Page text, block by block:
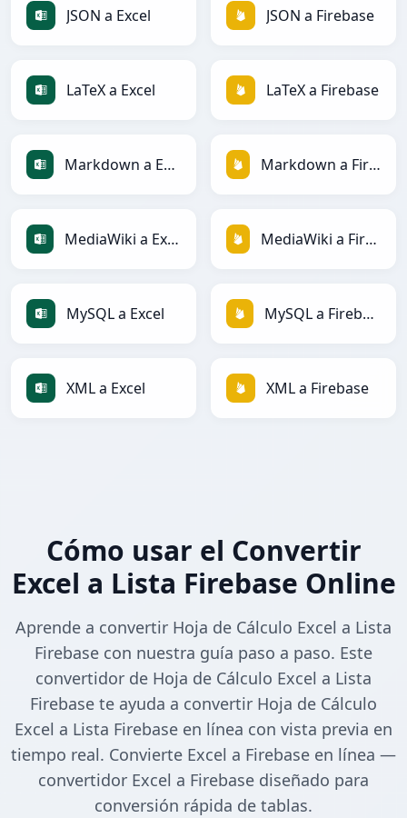
JSON a Excel JSON a Firebase
LaTeX a Excel LaTeX a Firebase
Markdown a Excel Markdown a Firebase
MediaWiki a Excel MediaWiki a Firebase
MySQL a Excel MySQL a Firebase
XML a Excel XML a Firebase
Cómo usar el Convertir
Excel a Lista Firebase Online
Aprende a convertir Hoja de Cálculo Excel a Lista
Firebase con nuestra guía paso a paso. Este
convertidor de Hoja de Cálculo Excel a Lista
Firebase te ayuda a convertir Hoja de Cálculo
Excel a Lista Firebase en línea con vista previa en
tiempo real. Convierte Excel a Firebase en línea —
convertidor Excel a Firebase diseñado para
conversión rápida de tablas.